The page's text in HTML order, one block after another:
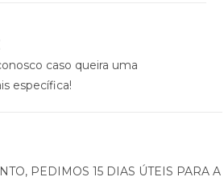
caso queira uma
específica!
PEDIMOS 15 DIAS ÚTEIS PARA A